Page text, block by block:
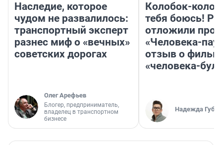
Наследие, которое
чудом не развалилось:
транспортный эксперт
разнес миф о «вечных»
советских дорогах
Олег Арефьев
Блогер, предприниматель,
владелец в транспортном
бизнесе
Колобок-
тебя боюсь!
отложили
«Человека-
отзыв о
«человека-
Надежда